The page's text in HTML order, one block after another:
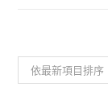
依最新項目排序